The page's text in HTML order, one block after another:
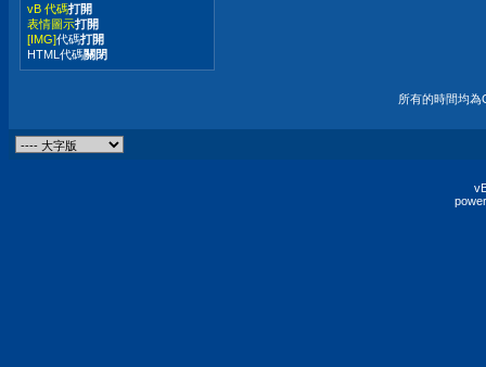
vB 代碼打開
表情圖示打開
[IMG]代碼打開
HTML代碼關閉
所有的時間均為